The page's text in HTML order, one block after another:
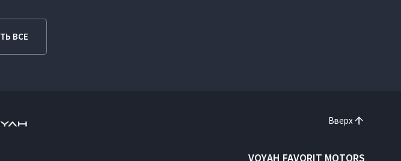
ВСЕ
Вверх
VOYAH FAVORIT MOTORS